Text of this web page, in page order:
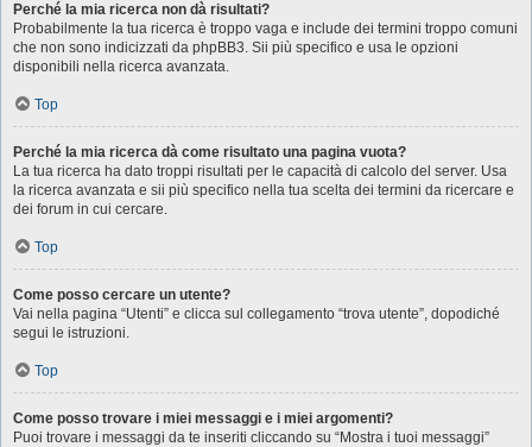
Perché la mia ricerca non dà risultati?
Probabilmente la tua ricerca è troppo vaga e include dei termini troppo comuni
che non sono indicizzati da phpBB3. Sii più specifico e usa le opzioni
disponibili nella ricerca avanzata.
Top
Perché la mia ricerca dà come risultato una pagina vuota?
La tua ricerca ha dato troppi risultati per le capacità di calcolo del server. Usa
la ricerca avanzata e sii più specifico nella tua scelta dei termini da ricercare e
dei forum in cui cercare.
Top
Come posso cercare un utente?
Vai nella pagina “Utenti” e clicca sul collegamento “trova utente”, dopodiché
segui le istruzioni.
Top
Come posso trovare i miei messaggi e i miei argomenti?
Puoi trovare i messaggi da te inseriti cliccando su “Mostra i tuoi messaggi”